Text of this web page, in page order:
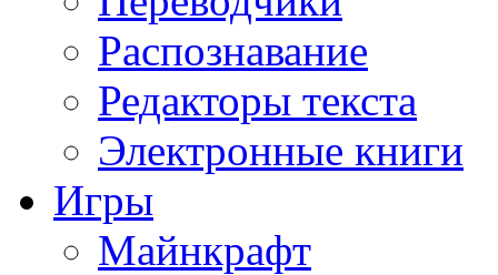
Распознавание
Редакторы текста
Электронные книги
Игры
Майнкрафт